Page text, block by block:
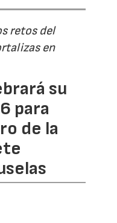
retos del
en
su
para
de la